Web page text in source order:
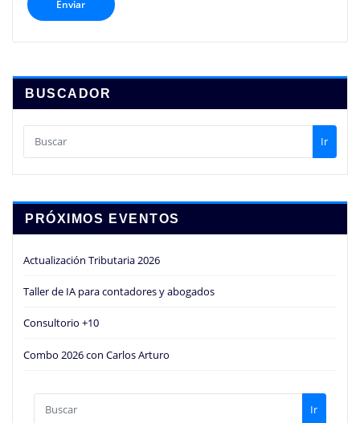
BUSCADOR
Ir
PRÓXIMOS EVENTOS
Actualización Tributaria 2026
Taller de IA para contadores y abogados
Consultorio +10
Combo 2026 con Carlos Arturo
Ir